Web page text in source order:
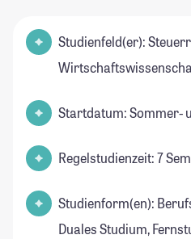
Studienfeld(er):
Startdatum: Sommer-
Regelstudienzeit: 7
Studienform(en):
Duales Studium,